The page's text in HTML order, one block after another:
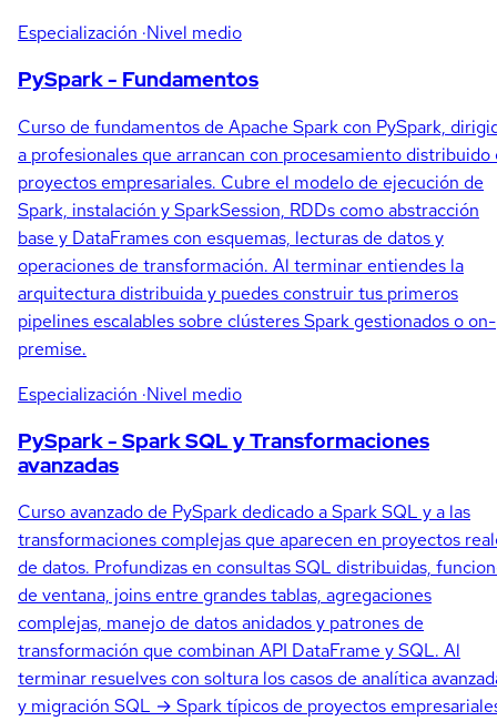
Especialización ·Nivel medio
PySpark - Fundamentos
Curso de fundamentos de Apache Spark con PySpark,
a profesionales que arrancan con procesamiento distribuido
proyectos empresariales. Cubre el modelo de ejecución de
Spark, instalación y SparkSession, RDDs como abstracción
base y DataFrames con esquemas, lecturas de datos y
operaciones de transformación. Al terminar entiendes la
arquitectura distribuida y puedes construir tus primeros
pipelines escalables sobre clústeres Spark gestionados o on-
premise.
Especialización ·Nivel medio
PySpark - Spark SQL y Transformaciones
avanzadas
Curso avanzado de PySpark dedicado a Spark SQL y a las
transformaciones complejas que aparecen en proyectos
de datos. Profundizas en consultas SQL distribuidas,
de ventana, joins entre grandes tablas, agregaciones
complejas, manejo de datos anidados y patrones de
transformación que combinan API DataFrame y SQL. Al
terminar resuelves con soltura los casos de analítica
y migración SQL → Spark típicos de proyectos